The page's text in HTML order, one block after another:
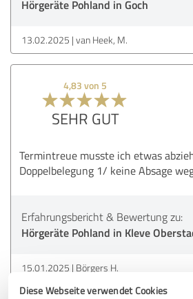
Diese Webseite verwendet Cookies
Hörgeräte Pohland in Goch
13.02.2025 van Heek, M.
4,83 von 5
SEHR GUT
Termintreue musste ich etwas
Doppelbelegung 1/ keine Absage
Erfahrungsbericht & Bewertung zu:
Hörgeräte Pohland in Kleve
15.01.2025 Börgers H.